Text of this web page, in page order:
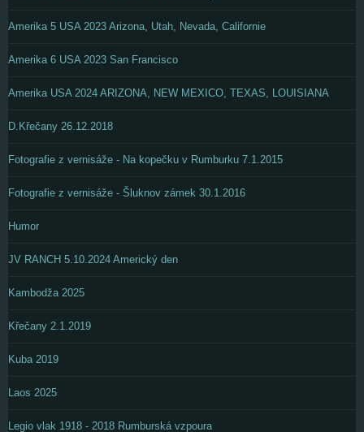
Amerika 5 USA 2023 Arizona, Utah, Nevada, Californie
Amerika 6 USA 2023 San Francisco
Amerika USA 2024 ARIZONA, NEW MEXICO, TEXAS, LOUISIANA
D.Křečany 26.12.2018
Fotografie z vernisáže - Na kopečku v Rumburku 7.1.2015
Fotografie z vernisáže - Šluknov zámek 30.1.2016
Humor
JV RANCH 5.10.2024 Americký den
Kambodža 2025
Křečany 2.1.2019
Kuba 2019
Laos 2025
Legio vlak 1918 - 2018 Rumburská vzpoura